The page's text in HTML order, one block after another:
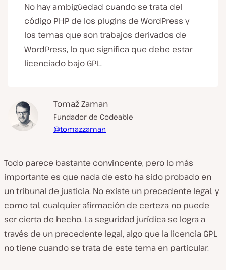
No hay ambigüedad cuando se trata del
código PHP de los plugins de WordPress y
los temas que son trabajos derivados de
WordPress, lo que significa que debe estar
licenciado bajo GPL.
Tomaž Zaman
Fundador de Codeable
@tomazzaman
Todo parece bastante convincente, pero lo más
importante es que nada de esto ha sido probado en
un tribunal de justicia. No existe un precedente legal, y
como tal, cualquier afirmación de certeza no puede
ser cierta de hecho. La seguridad jurídica se logra a
través de un precedente legal, algo que la licencia GPL
no tiene cuando se trata de este tema en particular.